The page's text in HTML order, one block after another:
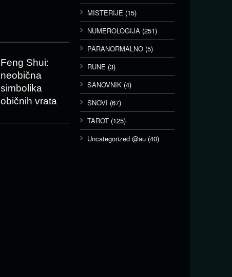
Feng Shui:
neobična
simbolika
običnih vrata
MISTERIJE (15)
NUMEROLOGIJA (251)
PARANORMALNO (5)
RUNE (3)
SANOVNIK (4)
SNOVI (67)
TAROT (125)
Uncategorized @au (40)